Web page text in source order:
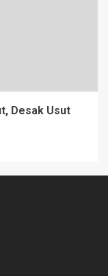
Desak Usut